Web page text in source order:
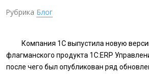
Рубрика Блог
Компания 1С выпустила новую
флагманского продукта 1С:ERP
после чего был опубликован ряд